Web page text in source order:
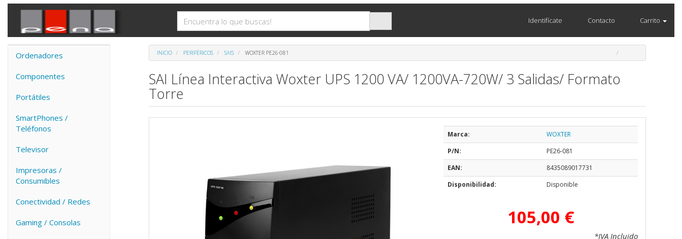
Identifícate Contacto Carrito
Ordenadores
Componentes
Portátiles
SmartPhones /
Teléfonos
Televisor
Impresoras /
Consumibles
Conectividad / Redes
Gaming / Consolas
INICIO PERIFÉRICOS SAIS WOXTER PE26-081
SAI Línea Interactiva Woxter UPS 1200 VA/ 1200VA-720W/ 3 Salidas/ Formato
Torre
Marca:
WOXTER
P/N:
PE26-081
EAN:
8435089017731
Disponibilidad:
Disponible
105,00 €
*IVA Incluido